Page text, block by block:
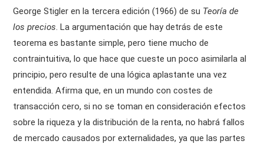
George Stigler en la tercera edición (1966) de su Teoría de
los precios. La argumentación que hay detrás de este
teorema es bastante simple, pero tiene mucho de
contraintuitiva, lo que hace que cueste un poco asimilarla al
principio, pero resulte de una lógica aplastante una vez
entendida. Afirma que, en un mundo con costes de
transacción cero, si no se toman en consideración efectos
sobre la riqueza y la distribución de la renta, no habrá fallos
de mercado causados por externalidades, ya que las partes